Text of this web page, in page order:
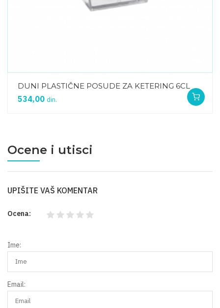
DUNI PLASTIČNE POSUDE ZA KETERING 6CL
534,00 din.
Ocene i utisci
UPIŠITE VAŠ KOMENTAR
Ocena:
Ime:
Email: